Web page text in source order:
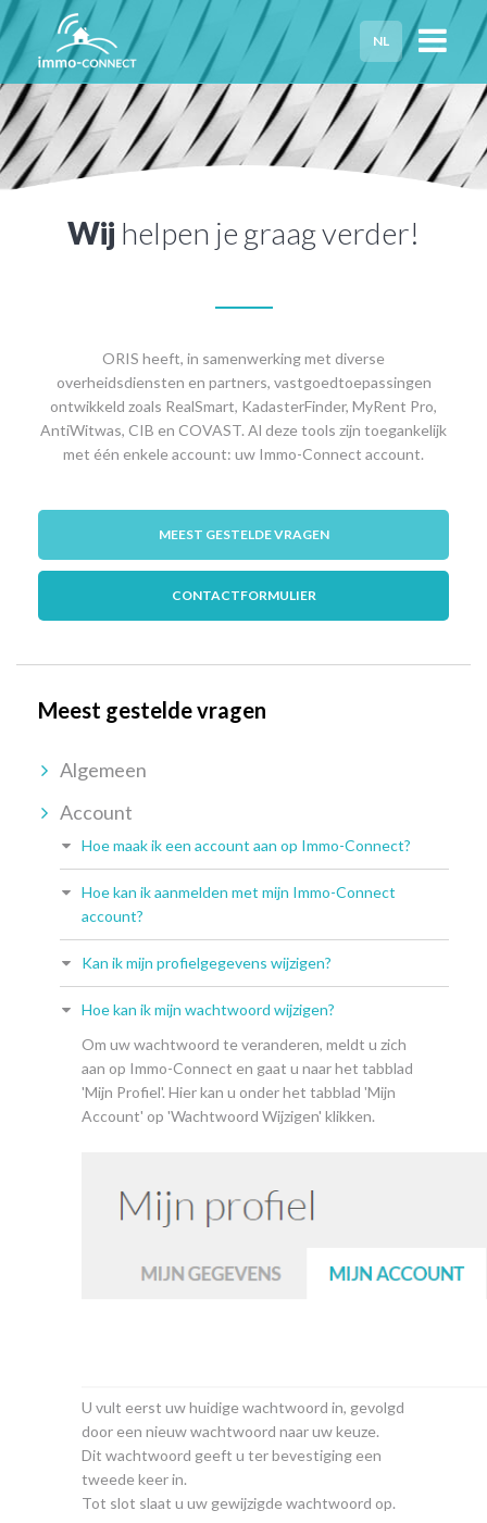
NL
HOME
PRIVACY
Wij helpen je graag verder!
ORIS heeft, in samenwerking met diverse
overheidsdiensten en partners, vastgoedtoepassingen
ontwikkeld zoals RealSmart, KadasterFinder, MyRent Pro,
AntiWitwas, CIB en COVAST. Al deze tools zijn toegankelijk
met één enkele account: uw Immo-Connect account.
MEEST GESTELDE VRAGEN
CONTACTFORMULIER
Meest gestelde vragen
Algemeen
Account
Hoe maak ik een account aan op Immo-Connect?
Hoe kan ik aanmelden met mijn Immo-Connect
account?
Kan ik mijn profielgegevens wijzigen?
Hoe kan ik mijn wachtwoord wijzigen?
Om uw wachtwoord te veranderen, meldt u zich
aan op Immo-Connect en gaat u naar het tabblad
'Mijn Profiel'. Hier kan u onder het tabblad 'Mijn
Account' op 'Wachtwoord Wijzigen' klikken.
U vult eerst uw huidige wachtwoord in, gevolgd
door een nieuw wachtwoord naar uw keuze.
Dit wachtwoord geeft u ter bevestiging een
tweede keer in.
Tot slot slaat u uw gewijzigde wachtwoord op.